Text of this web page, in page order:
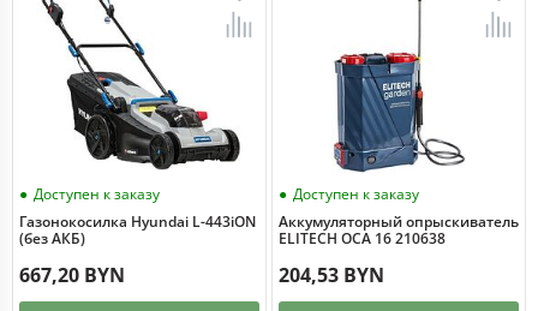
Доступен к заказу
Газонокосилка Hyundai L-443iON
(без АКБ)
667,20 BYN
Доступен к заказу
Аккумуляторный опрыскиватель
ELITECH ОСА 16 210638
204,53 BYN